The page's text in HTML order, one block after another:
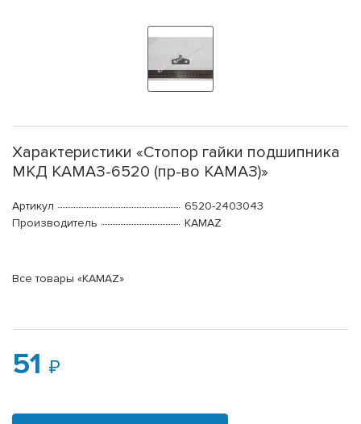
Характеристики «Стопор гайки подшипника
МКД КАМАЗ-6520 (пр-во КАМАЗ)»
Артикул
6520-2403043
Производитель
KAMAZ
Все товары «KAMAZ»
51